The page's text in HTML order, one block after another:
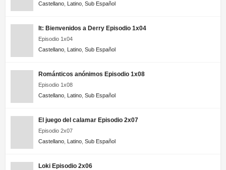
Castellano Latino Sub Español
It: Bienvenidos a Derry Episodio 1x04
Episodio 1x04
Castellano Latino Sub Español
Románticos anónimos Episodio 1x08
Episodio 1x08
Castellano Latino Sub Español
El juego del calamar Episodio 2x07
Episodio 2x07
Castellano Latino Sub Español
Loki Episodio 2x06